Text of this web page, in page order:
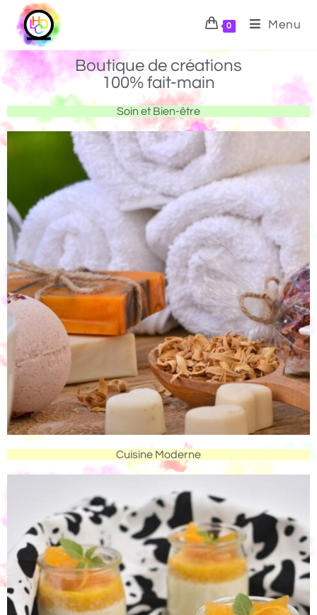
0 Menu
Boutique de créations
100% fait-main
Soin et Bien-être
Cuisine Moderne